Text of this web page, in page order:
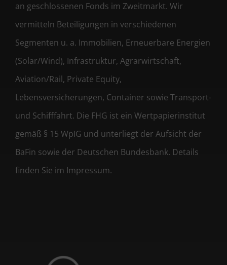
an geschlossenen Fonds im Zweitmarkt. Wir
vermitteln Beteiligungen in verschiedenen
Segmenten u. a. Immobilien, Erneuerbare Energien
(Solar/Wind), Infrastruktur, Agrarwirtschaft,
Aviation/Rail, Private Equity,
Lebensversicherungen, Container sowie Transport-
und Schifffahrt. Die FHG ist ein Wertpapierinstitut
gemäß § 15 WpIG und unterliegt der Aufsicht der
BaFin sowie der Deutschen Bundesbank. Details
finden Sie im Impressum.